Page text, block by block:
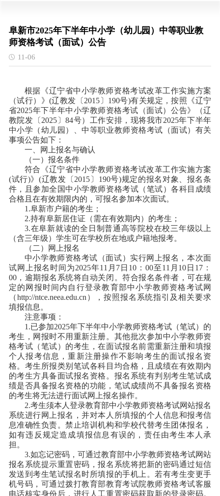
阜新市2025年下半年中小学（幼儿园）中等职业教
师资格考试（面试）公告
11-06
根据《辽宁省中小学教师资格考试改革工作实施方案
（试行）》(辽教发〔2015〕190号)有关规定，按照《辽宁
省2025年下半年中小学教师资格考试（面试）公告》（辽
教院发〔2025〕84号）工作安排，现将我市2025年下半年
中小学（幼儿园）、中等职业教师资格考试（面试）有关
事项公告如下：
一、网上报名与确认
（一）报名条件
符合《辽宁省中小学教师资格考试改革工作实施方案
(试行)》(辽教发〔2015〕190号)规定的报名对象、报名条
件，且参加全国中小学教师资格考试（笔试）各科目成绩
合格且在有效期限内的，可报名参加本次面试。
1.阜新市户籍的考生；
2.持有阜新居住证（需在有效期内）的考生；
3.在阜新就读的全日制普通高等院校在校三年级以上
（含三年级）学生可在学校所在地或户籍地报考。
（二）网上报名
中小学教师资格考试（面试）实行网上报名，本次面
试网上报名时间为2025年11月7日10：00至11月10日17：
00，逾期报名系统将自动关闭。符合报名条件者，可在规
定的网报时间内自行登录教育部中小学教师资格考试网
（http://ntce.neea.edu.cn），按照报名系统指引及相关要求
填报信息。
注意事项：
1.已参加2025年下半年中小学教师资格考试（笔试）的
考生，网报时不用重新注册。其他批次参加中小学教师资
格考试（笔试）的考生，在面试报名前需重新注册和填报
个人报考信息，重新注册操作不影响考生的面试报名资
格。考生所报类别笔试各科目均合格，且成绩在有效期内
的考生方具备面试报名资格。报名系统有判别考生笔试成
绩是否具备报名资格的功能，笔试成绩尚不具备报名资格
的考生将无法进行面试网上报名操作。
2.考生须本人登录教育部中小学教师资格考试网站报名
系统进行网上报名，并对本人所填报的个人信息和报考信
息准确性负责。禁止培训机构和学校代替考生团体报名，
如有违反规定造成填报信息有误的，责任由考生本人承
担。
3.如忘记密码，可通过教育部中小学教师资格考试网站
报名系统提示重置密码，报名系统将把新的密码通过短信
发送到考生笔试报名时所填报的手机上。若有考生变更手
机号码，可通过拨打教育部教育考试院教师资格考试客服
电话核实身份后，进行人工重置密码获取新的登录密码。